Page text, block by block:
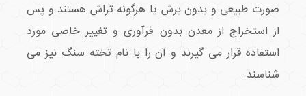
صورت طبیعی و بدون برش یا هرگونه تراش هستند و پس
از استخراج از معدن بدون فرآوری و تغییر خاصی مورد
استفاده قرار می گیرند و آن را با نام تخته سنگ نیز می
شناسند.